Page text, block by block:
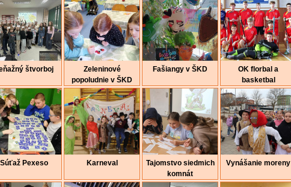
štvorboj
Zeleninové
popoludnie v ŠKD
Fašiangy v ŠKD
OK florbal a
basketbal
Súťaž Pexeso Karneval
Tajomstvo siedmich
komnát
Vynášanie moreny